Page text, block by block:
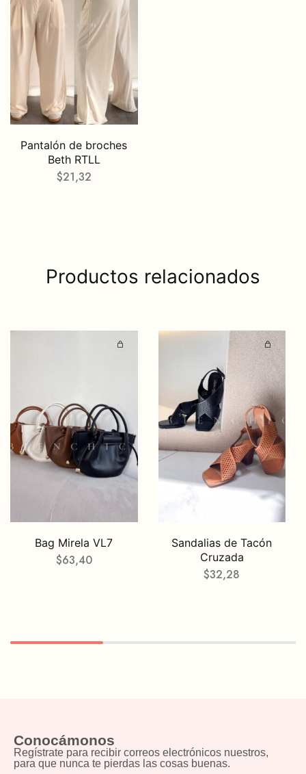
Pantalón de broches
Beth RTLL
$21,32
Productos relacionados
Bag Mirela VL7
$63,40
Sandalias de Tacón
Cruzada
$32,28
Conocámonos
Regístrate para recibir correos electrónicos nuestros,
para que nunca te pierdas las cosas buenas.